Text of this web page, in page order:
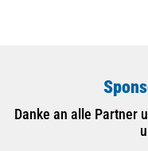
Danke an alle Partner